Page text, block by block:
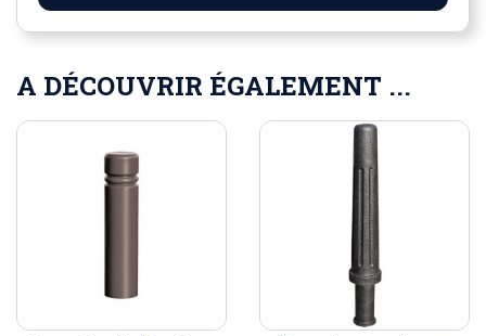
A DÉCOUVRIR ÉGALEMENT ...